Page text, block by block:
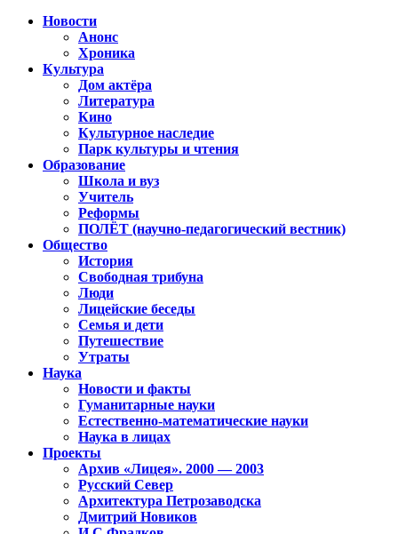
Новости
Анонс
Хроника
Культура
Дом актёра
Литература
Кино
Культурное наследие
Парк культуры и чтения
Образование
Школа и вуз
Учитель
Реформы
ПОЛЁТ (научно-педагогический вестник)
Общество
История
Свободная трибуна
Люди
Лицейские беседы
Семья и дети
Путешествие
Утраты
Наука
Новости и факты
Гуманитарные науки
Естественно-математические науки
Наука в лицах
Проекты
Архив «Лицея». 2000 — 2003
Русский Север
Архитектура Петрозаводска
Дмитрий Новиков